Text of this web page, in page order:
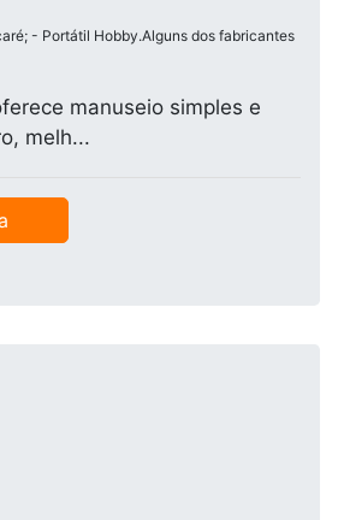
- Portátil Hobby.Alguns dos fabricantes
manuseio simples e
melh...